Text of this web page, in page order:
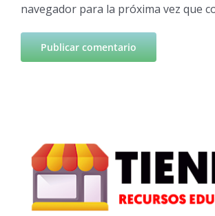
navegador para la próxima vez que